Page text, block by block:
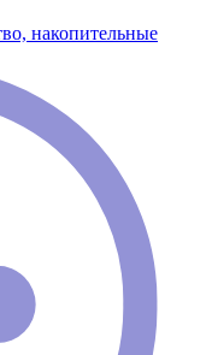
накопительные